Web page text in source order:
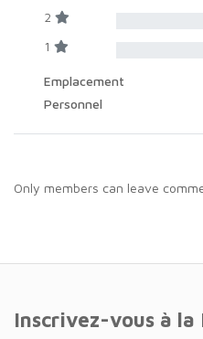
2
1
Emplacement
Personnel
Only members can leave
Inscrivez-vous à